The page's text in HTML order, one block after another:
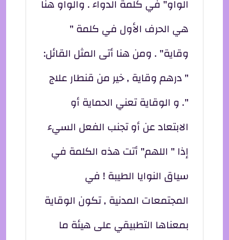
الواو" في كلمة الدواء . والواو هنا
هي الحرف الأول في كلمة "
وقاية" . ومن هنا أتى المثل القائل:
" درهم وقاية , خير من قنطار علاج
". و الوقاية تعني الحماية أو
الابتعاد عن أو تجنب الفعل السيء
إذا " اللهم" أتت هذه الكلمة في
سياق النوايا الطيبة ! في
المجتمعات المدنية , تكون الوقاية
بمعناها التطبيقي على هيئة ما